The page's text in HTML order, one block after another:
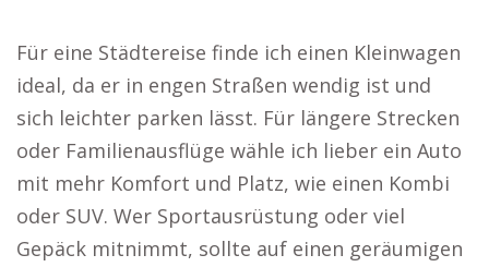
Für eine Städtereise finde ich einen Kleinwagen
ideal, da er in engen Straßen wendig ist und
sich leichter parken lässt. Für längere Strecken
oder Familienausflüge wähle ich lieber ein Auto
mit mehr Komfort und Platz, wie einen Kombi
oder SUV. Wer Sportausrüstung oder viel
Gepäck mitnimmt, sollte auf einen geräumigen